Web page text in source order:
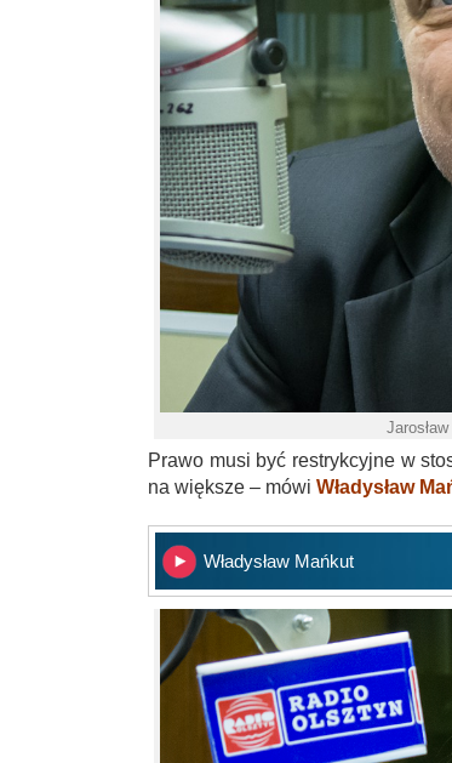
Prawo musi być restrykcyjne w
na większe – mówi Władysław
Władysław Mańkut